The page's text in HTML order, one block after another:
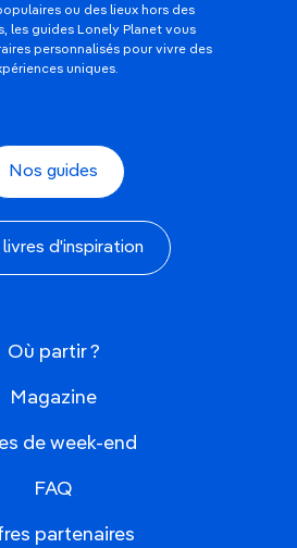
ou des lieux hors des
les guides Lonely Planet vous
personnalisés pour vivre des
uniques.
Nos guides
d'inspiration
Où partir ?
Magazine
de week-end
FAQ
partenaires